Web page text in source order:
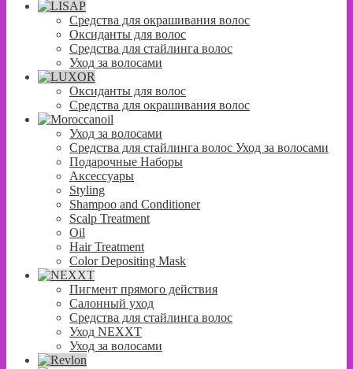
Средства для окрашивания волос
Оксиданты для волос
Средства для стайлинга волос
Уход за волосами
Оксиданты для волос
Средства для окрашивания волос
Уход за волосами
Средства для стайлинга волос Уход за волосами
Подарочные Наборы
Аксессуары
Styling
Shampoo and Conditioner
Scalp Treatment
Oil
Hair Treatment
Color Depositing Mask
Пигмент прямого действия
Салонный уход
Средства для стайлинга волос
Уход NEXXT
Уход за волосами